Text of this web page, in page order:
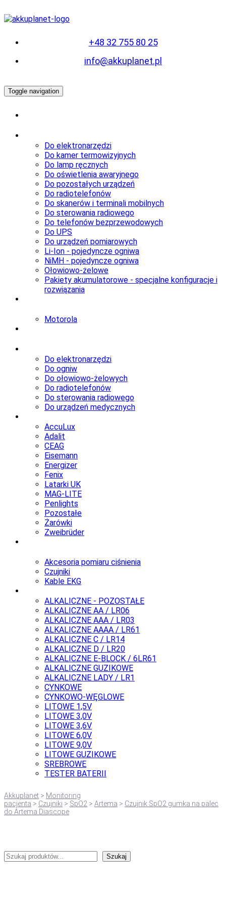
+48 32 755 80 25
info@akkuplanet.pl
Toggle navigation
Do elektronarzędzi
Do kamer termowizyjnych
Do lamp ręcznych
Do oświetlenia awaryjnego
Do pozostałych urządzeń
Do radiotelefonów
Do skanerów i terminali mobilnych
Do sterowania radiowego
Do telefonów bezprzewodowych
Do UPS
Do urządzeń pomiarowych
Li-Ion - pojedyncze ogniwa
NiMH - pojedyncze ogniwa
Ołowiowo-żelowe
Pakiety akumulatorowe - specjalne konfiguracje i
rozwiązania
Motorola
Do elektronarzędzi
Do ogniw
Do ołowiowo-żelowych
Do radiotelefonów
Do sterowania radiowego
Do urządzeń medycznych
AccuLux
Adalit
CEAG
Eisemann
Energizer
Fenix
Latarki UK
MAG-LITE
Penlights
Pozostałe
Żarówki
Zweibrüder
Akcesoria pomiaru ciśnienia
Czujniki
Kable EKG
ALKALICZNE - POZOSTAŁE
ALKALICZNE AA / LR06
ALKALICZNE AAA / LR03
ALKALICZNE AAAA / LR61
ALKALICZNE C / LR14
ALKALICZNE D / LR20
ALKALICZNE E-BLOCK / 6LR61
ALKALICZNE GUZIKOWE
ALKALICZNE LADY / LR1
CYNKOWE
CYNKOWO-WĘGLOWE
LITOWE 1,5V
LITOWE 3,0V
LITOWE 3,6V
LITOWE 6,0V
LITOWE 9,0V
LITOWE GUZIKOWE
SREBROWE
TESTER BATERII
Akkuplanet > Monitoring
pacjenta > Czujniki > SpO2 > Artema > Czujnik SpO2 gumka na palec
do Artema Diascope
Szukaj Szukaj